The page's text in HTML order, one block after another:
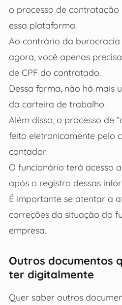
o processo de
essa plataforma.
Ao contrário da burocracia
agora, você apenas
de CPF do contratado.
Dessa forma, não há mais
da carteira de trabalho.
Além disso, o processo de
feito eletronicamente pelo
contador.
O funcionário terá acesso
após o registro dessas
É importante se atentar a
correções da situação do
empresa.
Outros documentos
ter digitalmente
Quer saber outros